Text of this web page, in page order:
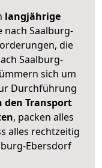
langjährige
nach Saalburg-
die
Saalburg-
sich um
Durchführung
den Transport
, packen alles
alles rechtzeitig
Ebersdorf